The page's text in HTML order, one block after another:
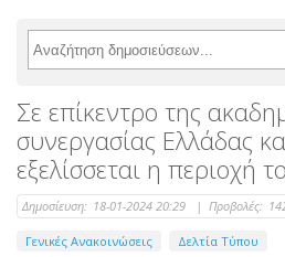
Σε επίκεντρο της
συνεργασίας Ελλάδας
εξελίσσεται η περιοχή
Δημοσίευση: 18-01-2024 20:29 | Προβολές:
Γενικές Ανακοινώσεις Δελτία Τύπου